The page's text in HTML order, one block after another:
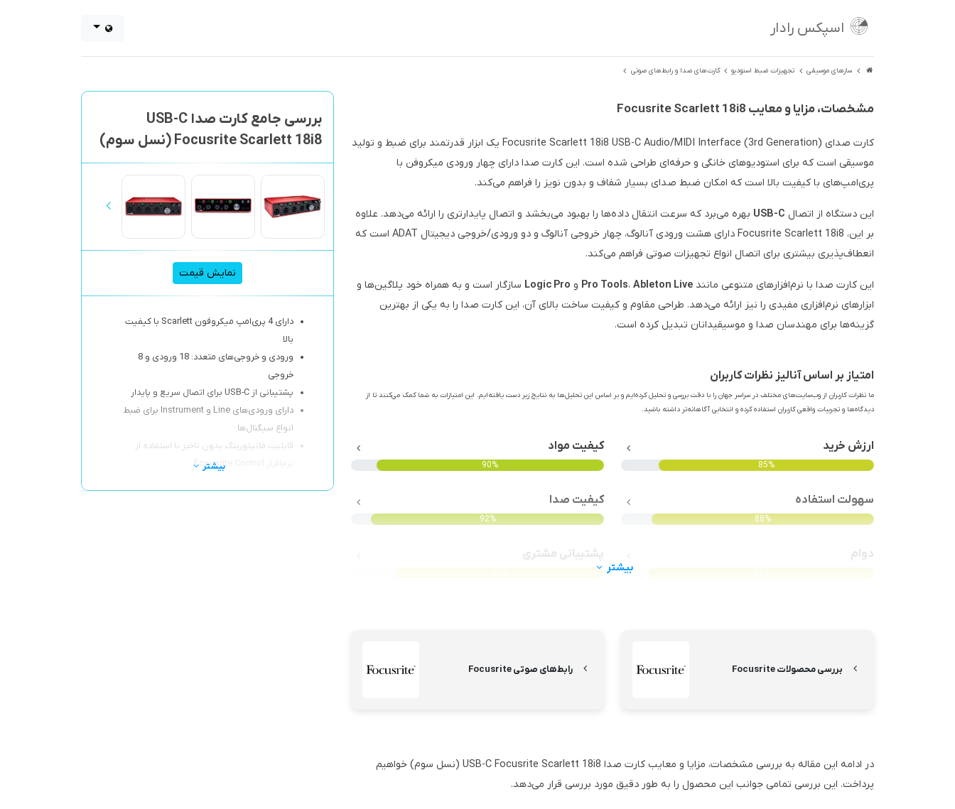
اسپکس رادار
سازهای موسیقی تجهیزات ضبط استودیو کارت‌های صدا و رابط‌های صوتی
بررسی جامع کارت صدا USB-C
Focusrite Scarlett 18i8 (نسل سوم)
نمایش قیمت
دارای 4 پری‌امپ میکروفون Scarlett با کیفیت
بالا
ورودی و خروجی‌های متعدد: 18 ورودی و 8
خروجی
پشتیبانی از USB-C برای اتصال سریع و پایدار
دارای ورودی‌های Line و Instrument برای ضبط
انواع سیگنال‌ها
قابلیت مانیتورینگ بدون تاخیر با استفاده از
بیشتر
مشخصات، مزایا و معایب Focusrite Scarlett 18i8
کارت صدای Focusrite Scarlett 18i8 USB-C Audio/MIDI Interface (3rd Generation) یک ابزار قدرتمند برای ضبط و تولید
موسیقی است که برای استودیوهای خانگی و حرفه‌ای طراحی شده است. این کارت صدا دارای چهار ورودی میکروفن با
پری‌امپ‌های با کیفیت بالا است که امکان ضبط صدای بسیار شفاف و بدون نویز را فراهم می‌کند.
این دستگاه از اتصال USB-C بهره می‌برد که سرعت انتقال داده‌ها را بهبود می‌بخشد و اتصال پایدارتری را ارائه می‌دهد. علاوه
بر این، Focusrite Scarlett 18i8 دارای هشت ورودی آنالوگ، چهار خروجی آنالوگ و دو ورودی/خروجی دیجیتال ADAT است که
انعطاف‌پذیری بیشتری برای اتصال انواع تجهیزات صوتی فراهم می‌کند.
این کارت صدا با نرم‌افزارهای متنوعی مانند Pro Tools، Ableton Live و Logic Pro سازگار است و به همراه خود پلاگین‌ها و
ابزارهای نرم‌افزاری مفیدی را نیز ارائه می‌دهد. طراحی مقاوم و کیفیت ساخت بالای آن، این کارت صدا را به یکی از بهترین
گزینه‌ها برای مهندسان صدا و موسیقیدانان تبدیل کرده است.
امتیاز بر اساس آنالیز نظرات کاربران
ما نظرات کاربران از وب‌سایت‌های مختلف در سراسر جهان را با دقت بررسی و تحلیل کرده‌ایم و بر اساس این تحلیل‌ها به نتایج زیر دست یافته‌ایم. این امتیازات به شما کمک می‌کنند تا از
دیدگاه‌ها و تجربیات واقعی کاربران استفاده کرده و انتخابی آگاهانه‌تر داشته باشید.
ارزش خرید
85%
کیفیت مواد
90%
سهولت استفاده
88%
کیفیت صدا
92%
دوام پشتیبانی مشتری
بیشتر
بررسی محصولات Focusrite رابط‌های صوتی Focusrite
در ادامه این مقاله به بررسی مشخصات، مزایا و معایب کارت صدا USB-C Focusrite Scarlett 18i8 (نسل سوم) خواهیم
پرداخت. این بررسی تمامی جوانب این محصول را به طور دقیق مورد بررسی قرار می‌دهد.